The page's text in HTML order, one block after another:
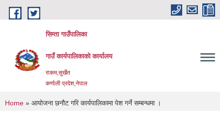
Skip to main content
सिम्ता गाउँपालिका
गाउँ कार्यपालिकाको कार्यालय
राकम,सुर्खेत
कर्णाली प्रदेश,नेपाल
You are here
Home » आयोजना छनौट गरि कार्यपालिकामा पेश गर्ने सम्बन्धमा ।